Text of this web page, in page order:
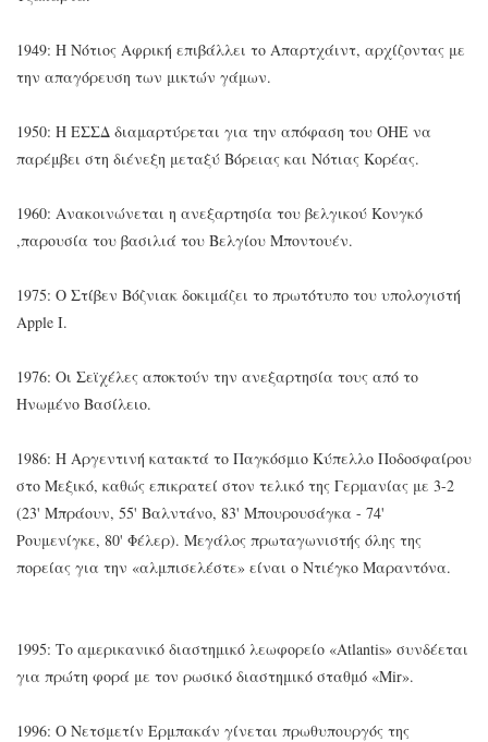
1949: Η Νότιος Αφρική επιβάλλει το Απαρτχάιντ, αρχίζοντας με
την απαγόρευση των μικτών γάμων.
1950: Η ΕΣΣΔ διαμαρτύρεται για την απόφαση του ΟΗΕ να
παρέμβει στη διένεξη μεταξύ Βόρειας και Νότιας Κορέας.
1960: Ανακοινώνεται η ανεξαρτησία του βελγικού Κονγκό
,παρουσία του βασιλιά του Βελγίου Μποντουέν.
1975: Ο Στίβεν Βόζνιακ δοκιμάζει το πρωτότυπο του υπολογιστή
Apple I.
1976: Οι Σεϊχέλες αποκτούν την ανεξαρτησία τους από το
Ηνωμένο Βασίλειο.
1986: Η Αργεντινή κατακτά το Παγκόσμιο Κύπελλο Ποδοσφαίρου
στο Μεξικό, καθώς επικρατεί στον τελικό της Γερμανίας με 3-2
(23' Μπράουν, 55' Βαλντάνο, 83' Μπουρουσάγκα - 74'
Ρουμενίγκε, 80' Φέλερ). Μεγάλος πρωταγωνιστής όλης της
πορείας για την «αλμπισελέστε» είναι ο Ντιέγκο Μαραντόνα.
1995: Το αμερικανικό διαστημικό λεωφορείο «Atlantis» συνδέεται
για πρώτη φορά με τον ρωσικό διαστημικό σταθμό «Mir».
1996: Ο Νετσμετίν Ερμπακάν γίνεται πρωθυπουργός της